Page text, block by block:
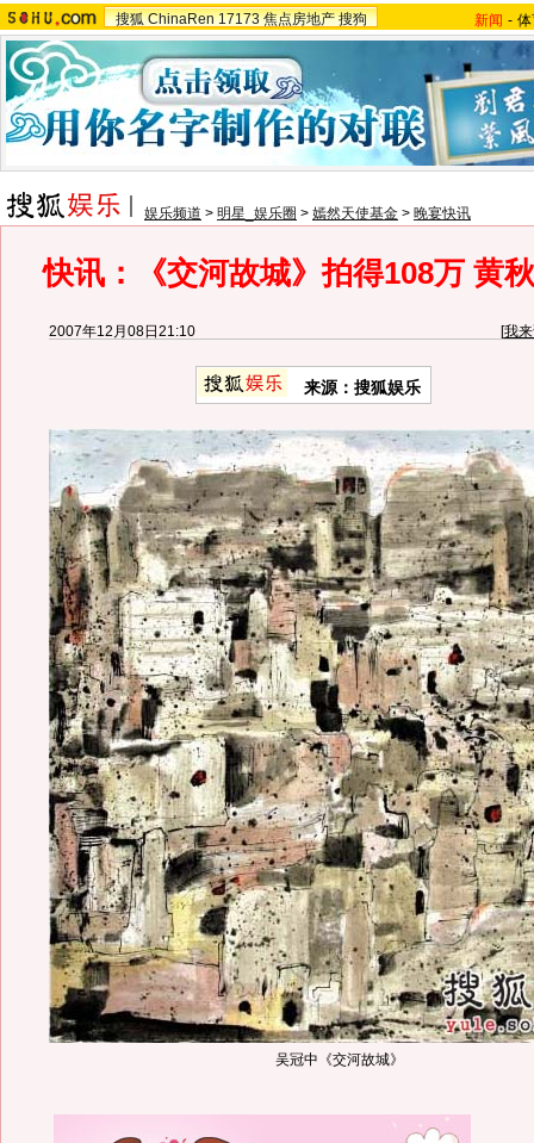
搜狐 ChinaRen 17173 焦点房地产 搜狗 新闻 -
娱乐频道 > 明星_娱乐圈 > 嫣然天使基金 > 晚宴快讯
快讯：《交河故城》拍得108万 黄
2007年12月08日21:10 [我
来源：搜狐娱乐
吴冠中《交河故城》